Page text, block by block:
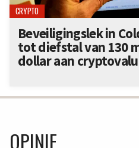
CRYPTO
Beveiligingslek in
tot diefstal van 130
dollar aan
OPINIE